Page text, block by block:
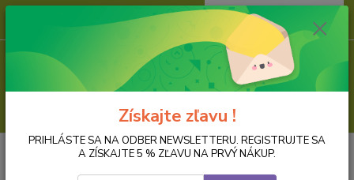
ks
za 0,00 EUR
PREDMETY K DOZDOBENIU Dreveny polotovar
Získajte zľavu !
PRIHLÁSTE SA NA ODBER NEWSLETTERU. REGISTRUJTE SA
A ZÍSKAJTE 5 % ZĽAVU NA PRVÝ NÁKUP.